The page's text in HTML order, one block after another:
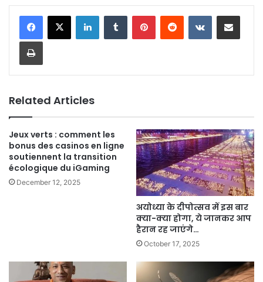
LinkedInTumblr PinterestReddit VKontakteShare via Email
Print
Related Articles
Jeux verts : comment les
bonus des casinos en ligne
soutiennent la transition
écologique du iGaming
December 12, 2025
अयोध्या के दीपोत्सव में इस बार
क्या-क्या होगा, ये जानकर आप
हैरान रह जाएंगे…
October 17, 2025